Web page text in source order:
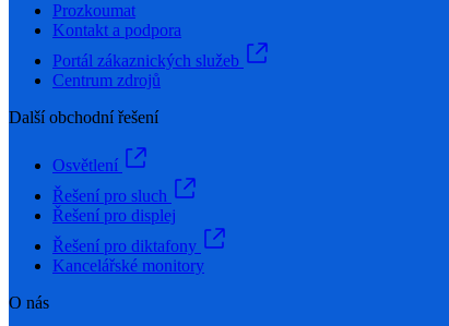
Prozkoumat
Kontakt a podpora
Portál zákaznických služeb
Centrum zdrojů
Další obchodní řešení
Osvětlení
Řešení pro sluch
Řešení pro displej
Řešení pro diktafony
Kancelářské monitory
O nás